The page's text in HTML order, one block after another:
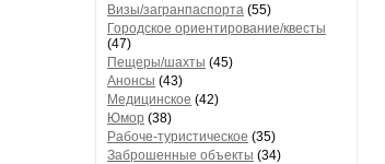
Визы/загранпаспорта (55)
Городское ориентирование/квесты
(47)
Пещеры/шахты (45)
Анонсы (43)
Медицинское (42)
Юмор (38)
Рабоче-туристическое (35)
Заброшенные объекты (34)